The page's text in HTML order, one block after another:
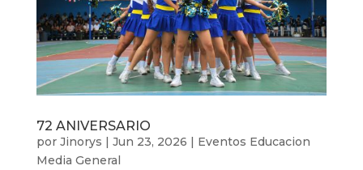
72 ANIVERSARIO
por Jinorys | Jun 23, 2026 | Eventos Educacion
Media General